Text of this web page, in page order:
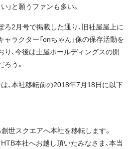
」と願うファンも多い。
2月号で掲載した通り、旧社屋屋上に
ラクター「onちゃん」像の保存活動を
、今後は土屋ホールディングスの開
う。
、本社移転前の2018年7月18日に以下
世スクエアへ本社を移転します。
本社へお越し頂いたみなさま、本当